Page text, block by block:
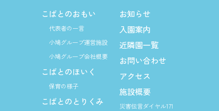
こばとのおもい
代表者の一言
小鳩グループ運営施設
小鳩グループ会社概要
こばとのほいく
保育の様子
こばとのとりくみ
お知らせ
入園案内
近隣園一覧
お問い合わせ
アクセス
施設概要
災害伝言ダイヤル171